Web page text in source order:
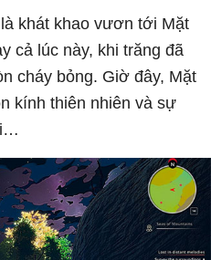
khát khao vươn tới Mặt
cả lúc này, khi trăng đã
cháy bỏng. Giờ đây, Mặt
kính thiên nhiên và sự